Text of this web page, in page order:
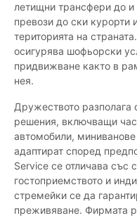
летищни трансфери до
превози до ски курорти
територията на
осигурява шофьорски
придвижване както в
нея.
Дружеството разполага
решения, включващи
автомобили,
адаптират според
Service се отличава със
гостоприемството и
стремейки се да
преживяване. Фирмата